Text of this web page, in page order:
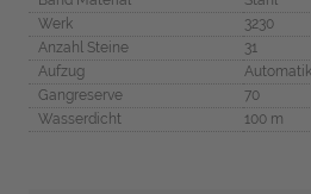
Werk
3230
Anzahl Steine
31
Aufzug
Automatik
Gangreserve
70
Wasserdicht
100 m